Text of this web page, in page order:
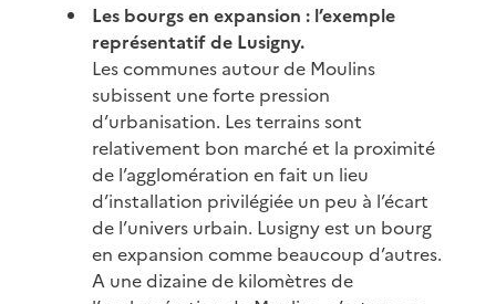
Les bourgs en expansion : l’exemple
représentatif de Lusigny.
Les communes autour de Moulins
subissent une forte pression
d’urbanisation. Les terrains sont
relativement bon marché et la proximité
de l’agglomération en fait un lieu
d’installation privilégiée un peu à l’écart
de l’univers urbain. Lusigny est un bourg
en expansion comme beaucoup d’autres.
A une dizaine de kilomètres de